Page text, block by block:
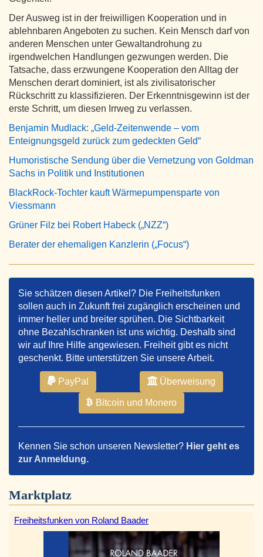
Der Ausweg ist in der freiwilligen Kooperation und in
ablehnbaren Angeboten zu suchen. Kein Mensch darf von
anderen Menschen unter Gewaltandrohung zu
irgendwelchen Handlungen gezwungen werden. Die
Tatsache, dass erzwungene Kooperation den Alltag der
Menschen derart dominiert, ist als zivilisatorischer
Rückschritt zu klassifizieren. Der Erkenntnisgewinn ist der
erste Schritt, um diesen Irrweg zu verlassen.
Benjamin Mudlack: „Geld-Zeitenwende – vom
Enteignungsgeld zurück zum gedeckten Geld“
Humoristische Sendung über die Vernetzung von Goldman
Sachs in Politik und Institutionen
BlackRock-Tochter kauft Wärmepumpensparte von
Viessmann
Grüner Filz bei Robert Habeck („NZZ“)
Berater der ehemaligen Kanzlerin („Focus“)
Sie schätzen diesen Artikel? Die Freiheitsfunken
sollen auch in Zukunft frei zugänglich erscheinen und
immer heller und breiter sprühen. Die Sichtbarkeit
ohne Bezahlschranken ist uns wichtig. Deshalb sind
wir auf Ihre Hilfe angewiesen. Freiheit gibt es nicht
geschenkt. Bitte unterstützen Sie unsere Arbeit.
PayPal Überweisung
Bitcoin und Monero
Kennen Sie schon unseren Newsletter? Hier geht es
zur Anmeldung.
Marktplatz
Freiheitsfunken von Roland Baader